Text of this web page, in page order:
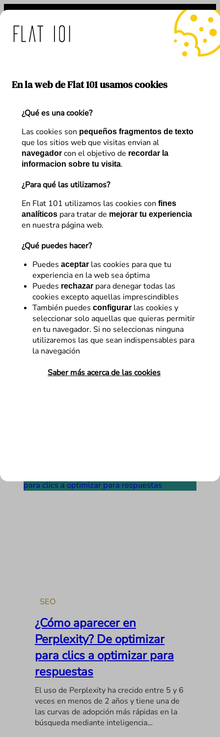
En la web de Flat 101 usamos cookies
¿Qué es una cookie?
Las cookies son pequeños fragmentos de texto
que los sitios web que visitas envian al
navegador con el objetivo de recordar la
informacion sobre tu visita.
¿Para qué las utilizamos?
En Flat 101 utilizamos las cookies con fines
analíticos para tratar de mejorar tu experiencia
en nuestra página web.
¿Qué puedes hacer?
Puedes aceptar las cookies para que tu
experiencia en la web sea óptima
Puedes rechazar para denegar todas las
cookies excepto aquellas imprescindibles
También puedes configurar las cookies y
seleccionar solo aquellas que quieras permitir
en tu navegador. Si no seleccionas ninguna
utilizaremos las que sean indispensables para
la navegación
Saber más acerca de las cookies
Saltar
contenido
Etiqueta:GEO
SEO
IA en el sector energético: el
nuevo mapa de
recomendación
La adopción masiva de los motores de
SEO
¿Cómo aparecer en
Perplexity? De optimizar
para clics a optimizar para
respuestas
El uso de Perplexity ha crecido entre 5 y 6
veces en menos de 2 años y tiene una de
las curvas de adopción más rápidas en la
búsqueda mediante inteligencia…